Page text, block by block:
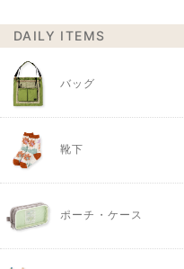
DAILY ITEMS
バッグ
靴下
ポーチ・ケース